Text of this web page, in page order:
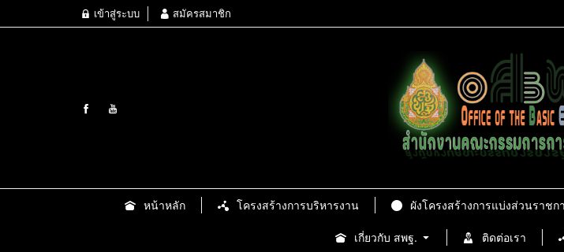
เข้าสู่ระบบ สมัครสมาชิก
หน้าหลัก โครงสร้างการบริหารงาน ผังโครงสร้างการแบ่งส่วนราชก
เกี่ยวกับ สพฐ. ติดต่อเรา